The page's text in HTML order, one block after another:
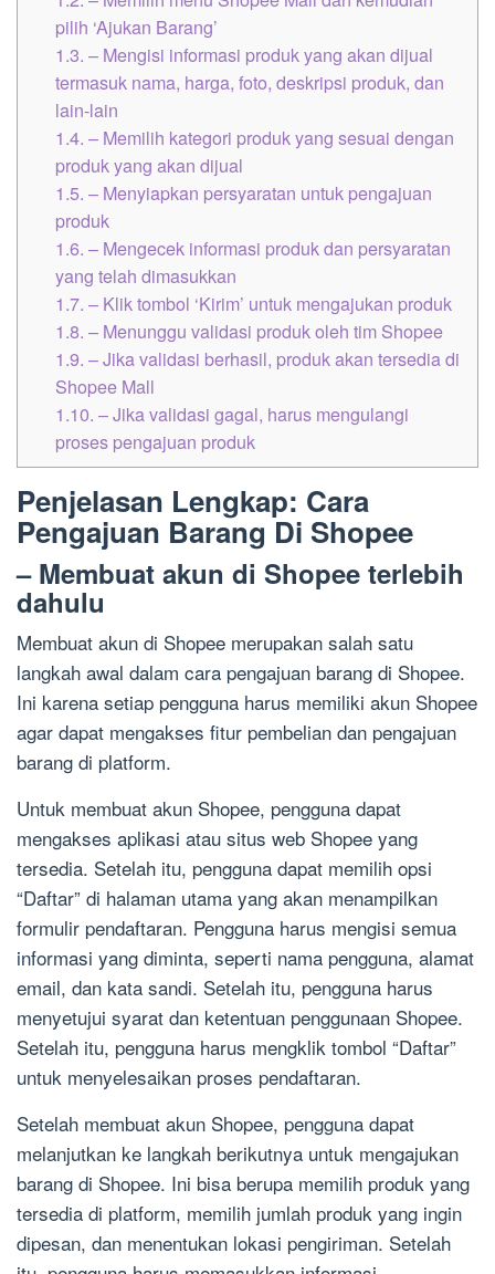
pilih ‘Ajukan Barang’
1.3. – Mengisi informasi produk yang akan dijual
termasuk nama, harga, foto, deskripsi produk, dan
lain-lain
1.4. – Memilih kategori produk yang sesuai dengan
produk yang akan dijual
1.5. – Menyiapkan persyaratan untuk pengajuan
produk
1.6. – Mengecek informasi produk dan persyaratan
yang telah dimasukkan
1.7. – Klik tombol ‘Kirim’ untuk mengajukan produk
1.8. – Menunggu validasi produk oleh tim Shopee
1.9. – Jika validasi berhasil, produk akan tersedia di
Shopee Mall
1.10. – Jika validasi gagal, harus mengulangi
proses pengajuan produk
Penjelasan Lengkap: Cara
Pengajuan Barang Di Shopee
– Membuat akun di Shopee terlebih
dahulu
Membuat akun di Shopee merupakan salah satu
langkah awal dalam cara pengajuan barang di Shopee.
Ini karena setiap pengguna harus memiliki akun Shopee
agar dapat mengakses fitur pembelian dan pengajuan
barang di platform.
Untuk membuat akun Shopee, pengguna dapat
mengakses aplikasi atau situs web Shopee yang
tersedia. Setelah itu, pengguna dapat memilih opsi
“Daftar” di halaman utama yang akan menampilkan
formulir pendaftaran. Pengguna harus mengisi semua
informasi yang diminta, seperti nama pengguna, alamat
email, dan kata sandi. Setelah itu, pengguna harus
menyetujui syarat dan ketentuan penggunaan Shopee.
Setelah itu, pengguna harus mengklik tombol “Daftar”
untuk menyelesaikan proses pendaftaran.
Setelah membuat akun Shopee, pengguna dapat
melanjutkan ke langkah berikutnya untuk mengajukan
barang di Shopee. Ini bisa berupa memilih produk yang
tersedia di platform, memilih jumlah produk yang ingin
dipesan, dan menentukan lokasi pengiriman. Setelah